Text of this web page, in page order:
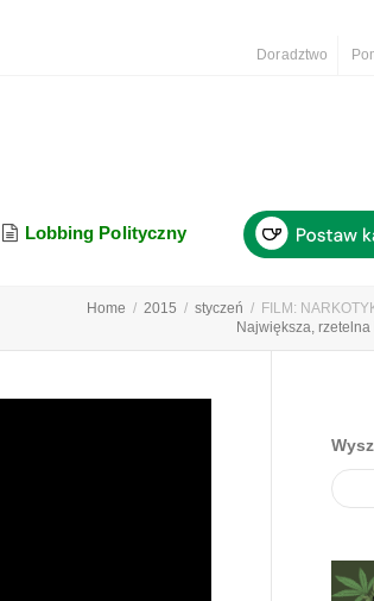
Doradztwo
Lobbing Polityczny
Home 2015 styczeń
FILM:
Największa,